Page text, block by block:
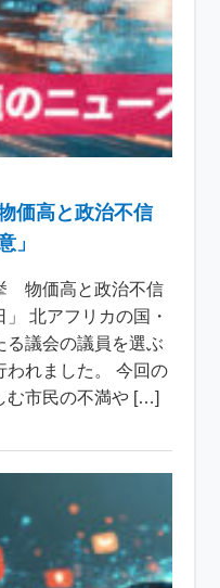
価高と政治不信
」
物価高と政治不信
北アフリカの国・
る議会の議員を選ぶ
われました。 今回の
む市民の不満や […]